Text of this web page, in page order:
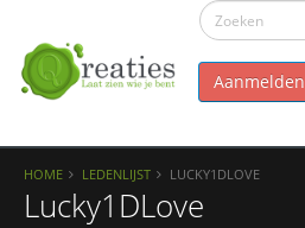
Aanmelden
HOME LEDENLIJST LUCKY1DLOVE
Lucky1DLove